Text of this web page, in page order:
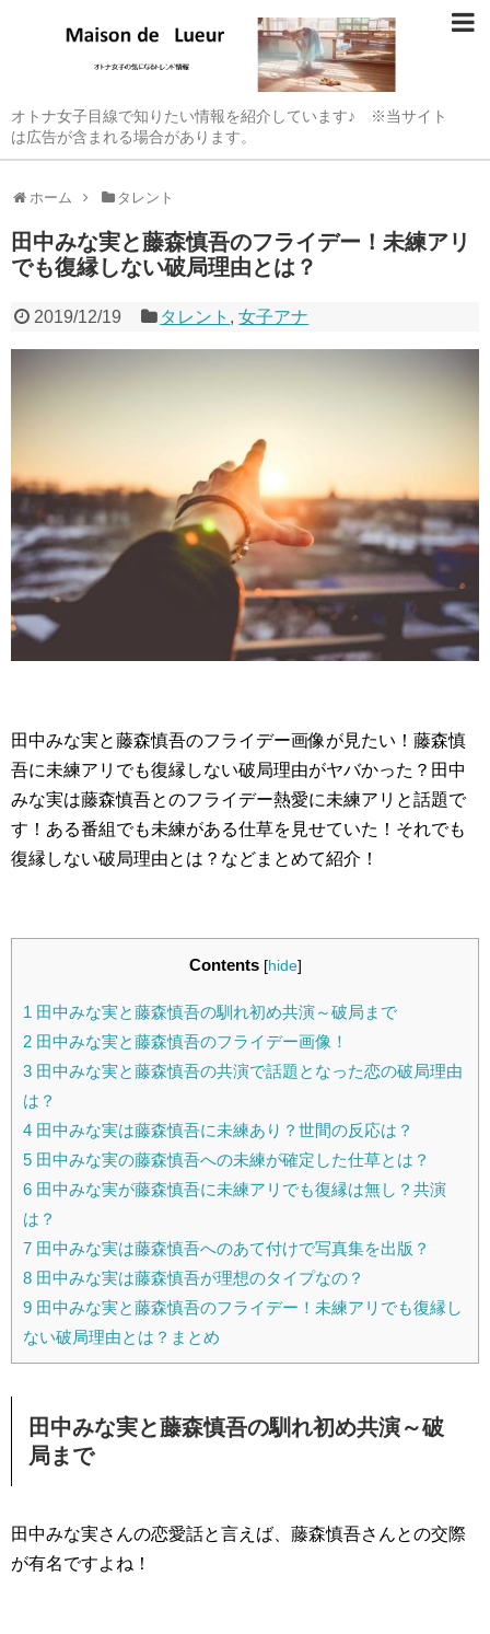
オトナ女子目線で知りたい情報を紹介しています♪ ※当サイト
は広告が含まれる場合があります。
ホーム タレント
田中みな実と藤森慎吾のフライデー！未練アリ
でも復縁しない破局理由とは？
2019/12/19 タレント ,女子アナ
田中みな実と藤森慎吾のフライデー画像が見たい！藤森慎
吾に未練アリでも復縁しない破局理由がヤバかった？田中
みな実は藤森慎吾とのフライデー熱愛に未練アリと話題で
す！ある番組でも未練がある仕草を見せていた！それでも
復縁しない破局理由とは？などまとめて紹介！
Contents [hide]
1 田中みな実と藤森慎吾の馴れ初め共演～破局まで
2 田中みな実と藤森慎吾のフライデー画像！
3 田中みな実と藤森慎吾の共演で話題となった恋の破局理由
は？
4 田中みな実は藤森慎吾に未練あり？世間の反応は？
5 田中みな実の藤森慎吾への未練が確定した仕草とは？
6 田中みな実が藤森慎吾に未練アリでも復縁は無し？共演
は？
7 田中みな実は藤森慎吾へのあて付けで写真集を出版？
8 田中みな実は藤森慎吾が理想のタイプなの？
9 田中みな実と藤森慎吾のフライデー！未練アリでも復縁し
ない破局理由とは？まとめ
田中みな実と藤森慎吾の馴れ初め共演～破
局まで
田中みな実さんの恋愛話と言えば、藤森慎吾さんとの交際
が有名ですよね！